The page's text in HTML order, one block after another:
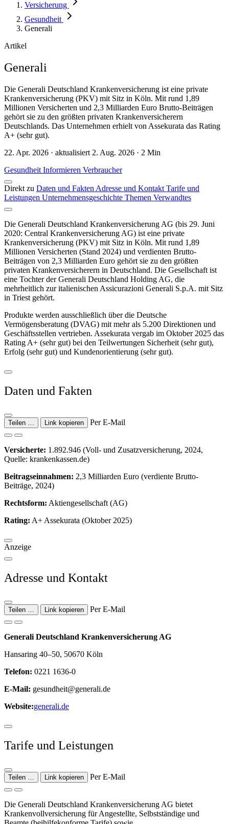
Versicherung
Gesundheit
Generali
Artikel
Generali
Die Generali Deutschland Krankenversicherung ist eine private
Krankenversicherung (PKV) mit Sitz in Köln. Mit rund 1,89
Millionen Versicherten und 2,3 Milliarden Euro Brutto-Beiträgen
gehört sie zu den größten privaten Krankenversicherern
Deutschlands. Das Unternehmen erhielt von Assekurata das Rating
A+ (sehr gut).
22. Apr. 2026 · aktualisiert 2. Aug. 2026 · 2 Min
Gesundheit Informieren Verbraucher
Direkt zu Daten und Fakten Adresse und Kontakt Tarife und
Leistungen Unternehmensgeschichte Themen Verwandtes
Die Generali Deutschland Krankenversicherung AG (bis 29. Juni
2020: Central Krankenversicherung AG) ist eine private
Krankenversicherung (PKV) mit Sitz in Köln. Mit rund 1,89
Millionen Versicherten (Stand 2024) und verdienten Brutto-
Beiträgen von 2,3 Milliarden Euro gehört sie zu den größten
privaten Krankenversicherern in Deutschland. Die Gesellschaft ist
eine Tochter der Generali Deutschland Holding AG, die
mehrheitlich zur italienischen Assicurazioni Generali S.p.A. mit Sitz
in Triest gehört.
Produkte werden ausschließlich über die Deutsche
Vermögensberatung (DVAG) mit mehr als 5.200 Direktionen und
Geschäftsstellen vertrieben. Assekurata vergab im Oktober 2025 das
Rating A+ (sehr gut) bei den Teilwertungen Sicherheit (sehr gut),
Erfolg (sehr gut) und Kundenorientierung (sehr gut).
Daten und Fakten
Teilen … Link kopieren Per E-Mail
Versicherte: 1.892.946 (Voll- und Zusatzversicherung, 2024,
Quelle: krankenkassen.de)
Beitragseinnahmen: 2,3 Milliarden Euro (verdiente Brutto-
Beiträge, 2024)
Rechtsform: Aktiengesellschaft (AG)
Rating: A+ Assekurata (Oktober 2025)
Anzeige
Adresse und Kontakt
Teilen … Link kopieren Per E-Mail
Generali Deutschland Krankenversicherung AG
Hansaring 40–50, 50670 Köln
Telefon: 0221 1636-0
E-Mail: gesundheit@generali.de
Website:generali.de
Tarife und Leistungen
Teilen … Link kopieren Per E-Mail
Die Generali Deutschland Krankenversicherung AG bietet
Krankenvollversicherung für Angestellte, Selbstständige und